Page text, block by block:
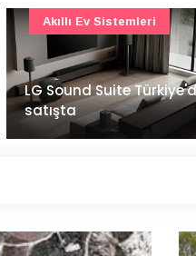
İstanbul Havalimanı'nın
ana pistinde sona doğru
Ulaşım